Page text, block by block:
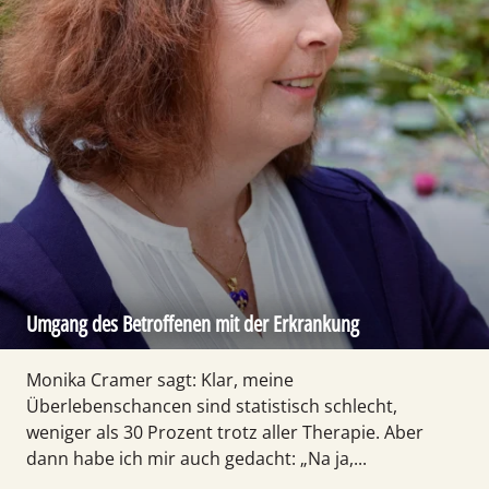
Umgang des Betroffenen mit der Erkrankung
Monika Cramer sagt: Klar, meine
Überlebenschancen sind statistisch schlecht,
weniger als 30 Prozent trotz aller Therapie. Aber
dann habe ich mir auch gedacht: „Na ja,...